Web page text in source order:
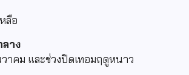
ลือ
ลาง
าคม และช่วงปิดเทอมฤดูหนาว